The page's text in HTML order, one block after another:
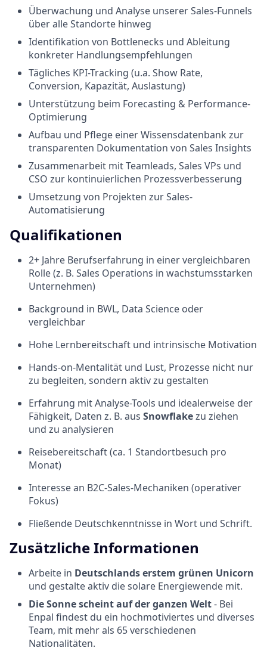
Überwachung und Analyse unserer Sales-Funnels
über alle Standorte hinweg
Identifikation von Bottlenecks und Ableitung
konkreter Handlungsempfehlungen
Tägliches KPI-Tracking (u.a. Show Rate,
Conversion, Kapazität, Auslastung)
Unterstützung beim Forecasting & Performance-
Optimierung
Aufbau und Pflege einer Wissensdatenbank zur
transparenten Dokumentation von Sales Insights
Zusammenarbeit mit Teamleads, Sales VPs und
CSO zur kontinuierlichen Prozessverbesserung
Umsetzung von Projekten zur Sales-
Automatisierung
Qualifikationen
2+ Jahre Berufserfahrung in einer vergleichbaren
Rolle (z. B. Sales Operations in wachstumsstarken
Unternehmen)
Background in BWL, Data Science oder
vergleichbar
Hohe Lernbereitschaft und intrinsische Motivation
Hands-on-Mentalität und Lust, Prozesse nicht nur
zu begleiten, sondern aktiv zu gestalten
Erfahrung mit Analyse-Tools und idealerweise der
Fähigkeit, Daten z. B. aus Snowflakezu ziehen
und zu analysieren
Reisebereitschaft (ca. 1 Standortbesuch pro
Monat)
Interesse an B2C-Sales-Mechaniken (operativer
Fokus)
Fließende Deutschkenntnisse in Wort und Schrift.
Zusätzliche Informationen
Arbeite in Deutschlands erstem grünen Unicorn
und gestalte aktiv die solare Energiewende mit.
Die Sonne scheint auf der ganzen Welt- Bei
Enpal findest du ein hochmotiviertes und diverses
Team, mit mehr als 65 verschiedenen
Nationalitäten.